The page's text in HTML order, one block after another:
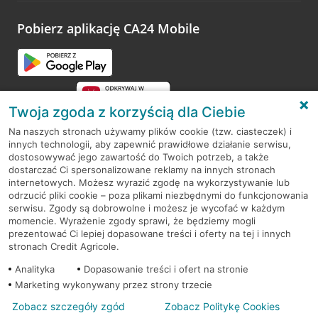
opinie.
Pobierz aplikację CA24 Mobile
RODO
Regulamin serwisu
Mapa serwisu
PolitykaCookies
© 2026 Credit Agricole Bank Polska S.A. Wszelkie prawa zastrzeżone
Twoja zgoda z korzyścią dla Ciebie
Na naszych stronach używamy plików cookie (tzw. ciasteczek) i
innych technologii, aby zapewnić prawidłowe działanie serwisu,
dostosowywać jego zawartość do Twoich potrzeb, a także
dostarczać Ci spersonalizowane reklamy na innych stronach
internetowych. Możesz wyrazić zgodę na wykorzystywanie lub
odrzucić pliki cookie – poza plikami niezbędnymi do funkcjonowania
serwisu. Zgody są dobrowolne i możesz je wycofać w każdym
momencie. Wyrażenie zgody sprawi, że będziemy mogli
prezentować Ci lepiej dopasowane treści i oferty na tej i innych
stronach Credit Agricole.
Analityka
Dopasowanie treści i ofert na stronie
Marketing wykonywany przez strony trzecie
Zobacz szczegóły zgód Zobacz Politykę Cookies